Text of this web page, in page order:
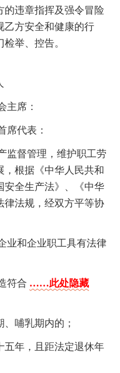
的违章指挥及强令冒险
乙方安全和健康的行
举、控告。
主席：
席代表：
监督管理，维护职工劳
根据《中华人民共和
安全生产法》、《中华
律法规，经双方平等协
业和企业职工具有法律
符合 ……此处隐藏
、哺乳期内的；
五年，且距法定退休年